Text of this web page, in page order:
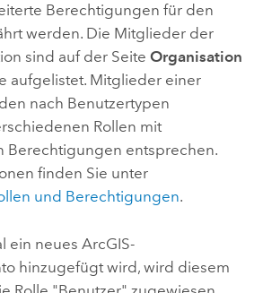
Berechtigungen für den
werden. Die Mitglieder der
sind auf der Seite Organisation
aufgelistet. Mitglieder einer
nach Benutzertypen
Rollen mit
Berechtigungen entsprechen.
finden Sie unter
und Berechtigungen.
ein neues ArcGIS-
hinzugefügt wird, wird diesem